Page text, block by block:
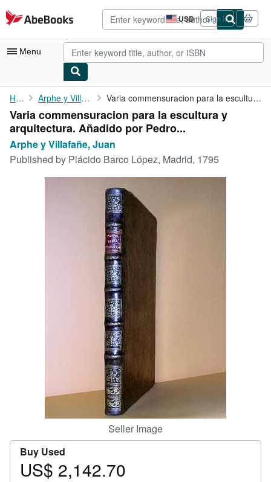
Skip to main content
AbeBooks.com USD
Site
shopping
preferences
Sign in
Menu
My Account
My Purchases
Advanced Search
Browse Collections
CLOSE
Home Arphe y Villafañe, Juan Varia commensuracion para la escultura y arquitectura. Añadido ...
Varia commensuracion para la escultura y
arquitectura. Añadido por Pedro...
Arphe y Villafañe, Juan
Published by Plácido Barco López, Madrid, 1795
Seller Image
Buy Used
Price
US$ 2,142.70